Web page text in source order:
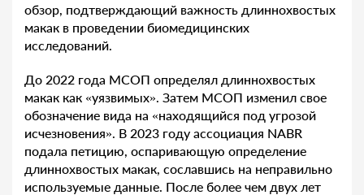
обзор, подтверждающий важность длиннохвостых
макак в проведении биомедицинских
исследований.
До 2022 года МСОП определял длиннохвостых
макак как «уязвимых». Затем МСОП изменил свое
обозначение вида на «находящийся под угрозой
исчезновения». В 2023 году ассоциация NABR
подала петицию, оспаривающую определение
длиннохвостых макак, сославшись на неправильно
используемые данные. После более чем двух лет